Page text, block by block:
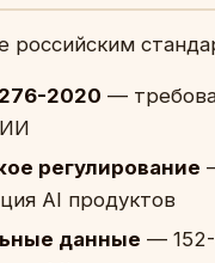
российским
2020 —
регулирование
AI продуктов
данные —